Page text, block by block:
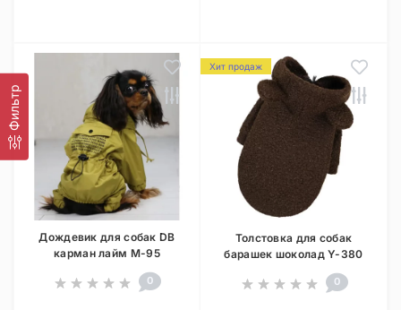
Фильтр
Дождевик для собак DB
карман лайм M-95
0
Хит продаж
Толстовка для собак
барашек шоколад Y-380
0